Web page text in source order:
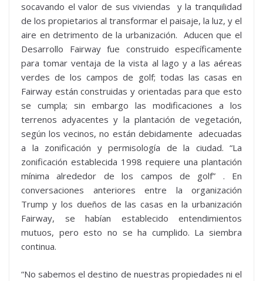
socavando el valor de sus viviendas y la tranquilidad
de los propietarios al transformar el paisaje, la luz, y el
aire en detrimento de la urbanización. Aducen que el
Desarrollo Fairway fue construido específicamente
para tomar ventaja de la vista al lago y a las aéreas
verdes de los campos de golf; todas las casas en
Fairway están construidas y orientadas para que esto
se cumpla; sin embargo las modificaciones a los
terrenos adyacentes y la plantación de vegetación,
según los vecinos, no están debidamente adecuadas
a la zonificación y permisología de la ciudad. “La
zonificación establecida 1998 requiere una plantación
mínima alrededor de los campos de golf” . En
conversaciones anteriores entre la organización
Trump y los dueños de las casas en la urbanización
Fairway, se habían establecido entendimientos
mutuos, pero esto no se ha cumplido. La siembra
continua.
“No sabemos el destino de nuestras propiedades ni el